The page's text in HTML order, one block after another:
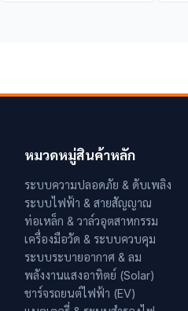
หมวดหมู่สินค้าหลัก
ระบบความปลอดภัย & ดับเพลิง
ระบบไฟฟ้า & สายสัญญาณ
ท่อเหล็ก & วาล์วอุตสาหกรรม
เครื่องมือวัด & ระบบควบคุม
ระบบระบายอากาศ & ลม
พลังงานแสงอาทิตย์ (Solar)
ชาร์จรถยนต์ไฟฟ้า (EV)